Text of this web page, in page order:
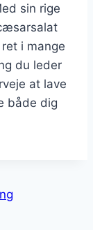
sin rige
i mange
du leder
at lave
både dig